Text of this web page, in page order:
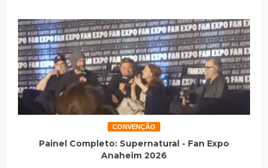
CONVENÇÃO
Painel Completo: Supernatural - Fan Expo
Anaheim 2026